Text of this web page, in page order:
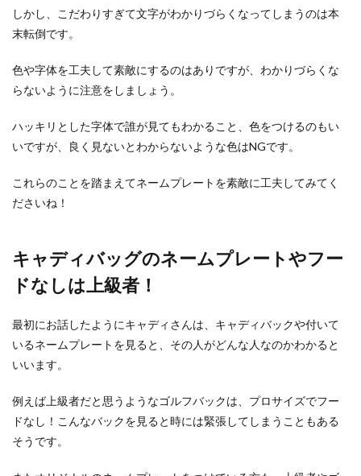
しかし、こだわりすぎて文字がわかりづらくなってしまうのは本
末転倒です。
色や字体を工夫して素敵にするのはありですが、わかりづらくな
らないように注意をしましょう。
ハッキリとした字体で誰が見てもわかること、色をつけるのもい
いですが、良く見ないとわからないような色はNGです。
これらのことを踏まえてネームプレートを素敵に工夫してみてく
ださいね！
キャディバッグのネームプレートやフー
ドなしは上級者！
最初にお話したようにキャディさんは、キャディバックや付いて
いるネームプレートを見ると、その人がどんな人なのかわかると
いいます。
例えば上級者だと思うようなゴルフバックは、プロサイズでフー
ドなし！こんなバックを見ると時には緊張してしまうこともある
そうです。